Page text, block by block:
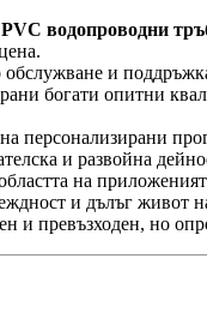
водопроводни
обслужване и
богати опитни
персонализирани
и развойна
на
и дълъг живот
и превъзходен, но